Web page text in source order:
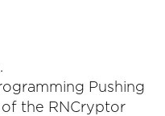
Pushing
of the RNCryptor